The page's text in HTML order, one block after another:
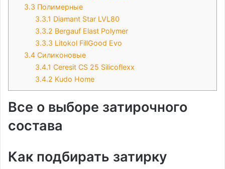
3.3 Полимерные
3.3.1 Diamant Star LVL80
3.3.2 Bergauf Elast Polymer
3.3.3 Litokol FillGood Evo
3.4 Силиконовые
3.4.1 Ceresit CS 25 Silicoflexx
3.4.2 Kudo Home
Все о выборе затирочного
состава
Как подбирать затирку